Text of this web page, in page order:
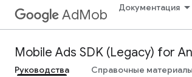
AdMob Документация
Mobile Ads SDK (Legacy) for
Руководства Справочные материалы